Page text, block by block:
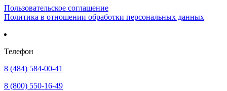
Пользовательское соглашение
Политика в отношении обработки персональных данных
Телефон
8 (484) 584-00-41
8 (800) 550-16-49